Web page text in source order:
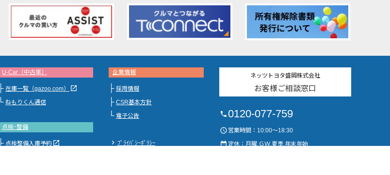
U-Car（中古車）
├ 在庫一覧（gazoo.com） launch
└ ねもりくん通信
点検･整備
├ 点検整備入庫予約 launch
企業情報
├ 採用情報
├ CSR基本方針
└ 電子公告
chevron_right ﾌﾟﾗｲﾊﾞｼｰﾎﾟﾘｼｰ
ネッツトヨタ盛岡株式会社
お客様ご相談窓口
phone0120-077-759
access_time 営業時間：10:00～18:30
date_range 定休：月曜,ＧＷ,夏季,年末年始